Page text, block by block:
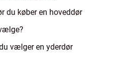
du køber en hoveddør
vælger en yderdør